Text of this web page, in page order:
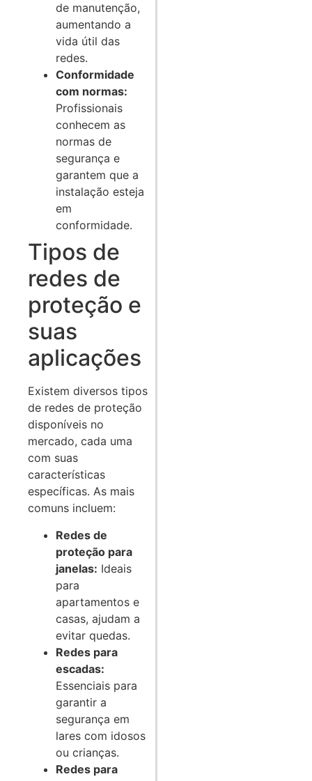
de manutenção,
aumentando a
vida útil das
redes.
Conformidade
com normas:
Profissionais
conhecem as
normas de
segurança e
garantem que a
instalação esteja
em
conformidade.
Tipos de
redes de
proteção e
suas
aplicações
Existem diversos tipos
de redes de proteção
disponíveis no
mercado, cada uma
com suas
características
específicas. As mais
comuns incluem:
Redes de
proteção para
janelas: Ideais
para
apartamentos e
casas, ajudam a
evitar quedas.
Redes para
escadas:
Essenciais para
garantir a
segurança em
lares com idosos
ou crianças.
Redes para